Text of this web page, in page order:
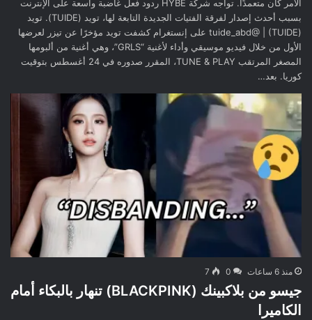
الأمر كان متعمدًا. تواجه شركة HYBE ردود فعل غاضبة واسعة على الإنترنت
بسبب أحدث إصدار لفرقة الفتيات الجديدة التابعة لها، تويد (TUIDE). تويد
(TUIDE) | @tuide_abd على إنستغرام كشفت تويد مؤخرًا عن تيزر لعرضها
الأول من خلال فيديو موسيقي وأداء لأغنية “GRLS”، وهي أغنية من ألبومها
المصغر المرتقب TUNE & PLAY، المقرر صدوره في 24 أغسطس بتوقيت
كوريا. بعد…
منذ 6 ساعات 0
7
جيسو من بلاكبينك (BLACKPINK) تنهار بالبكاء أمام
الكاميرا